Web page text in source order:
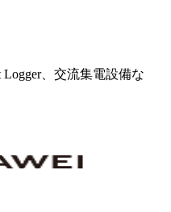
、交流集電設備な